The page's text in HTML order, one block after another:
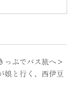
っぷでバス旅へ＞
娘と行く、西伊豆